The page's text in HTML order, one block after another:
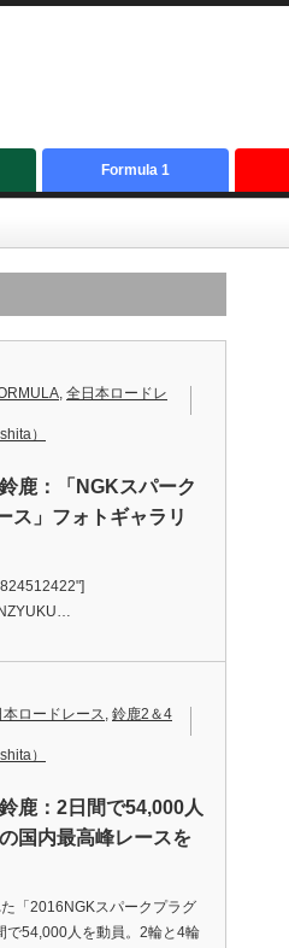
Formula 1
, 全日本ロードレ
）
鹿：「NGKスパーク
ス」フォトギャラリ
本ロードレース, 鈴鹿2＆4
）
鹿：2日間で54,000人
国内最高峰レースを
「2016NGKスパークプラグ
で54,000人を動員。2輪と4輪